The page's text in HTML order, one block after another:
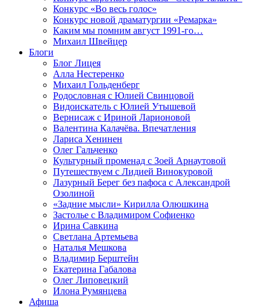
Конкурс «Во весь голос»
Конкурс новой драматургии «Ремарка»
Каким мы помним август 1991-го…
Михаил Швейцер
Блоги
Блог Лицея
Алла Нестеренко
Михаил Гольденберг
Родословная с Юлией Свинцовой
Видоискатель с Юлией Утышевой
Вернисаж с Ириной Ларионовой
Валентина Калачёва. Впечатления
Лариса Хенинен
Олег Гальченко
Культурный променад с Зоей Арнаутовой
Путешествуем с Лидией Винокуровой
Лазурный Берег без пафоса с Александрой
Озолиной
«Задние мысли» Кирилла Олюшкина
Застолье с Владимиром Софиенко
Ирина Савкина
Светлана Артемьева
Наталья Мешкова
Владимир Берштейн
Екатерина Габалова
Олег Липовецкий
Илона Румянцева
Афиша